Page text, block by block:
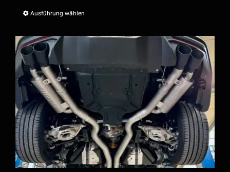
Ausführung wählen
Produkt
mehrere
Varianten
auf.
Die
Optionen
können
auf